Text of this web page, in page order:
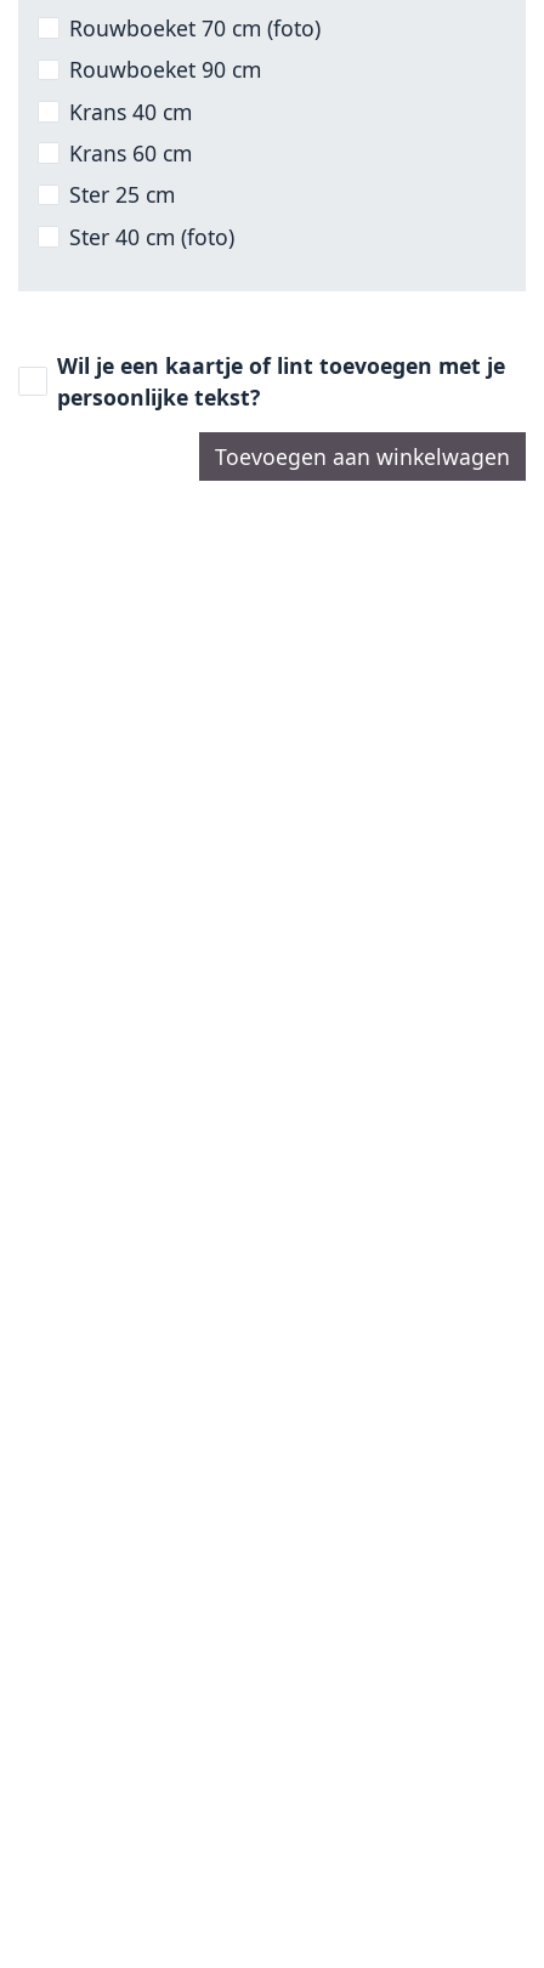
Rouwboeket 70 cm (foto)
Rouwboeket 90 cm
Krans 40 cm
Krans 60 cm
Ster 25 cm
Ster 40 cm (foto)
Wil je een kaartje of lint toevoegen met je
persoonlijke tekst?
Toevoegen aan winkelwagen